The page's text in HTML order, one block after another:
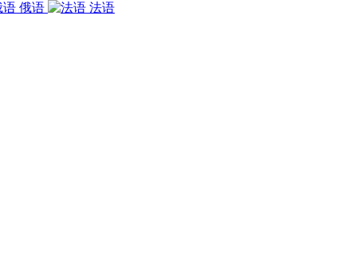
俄语
法语